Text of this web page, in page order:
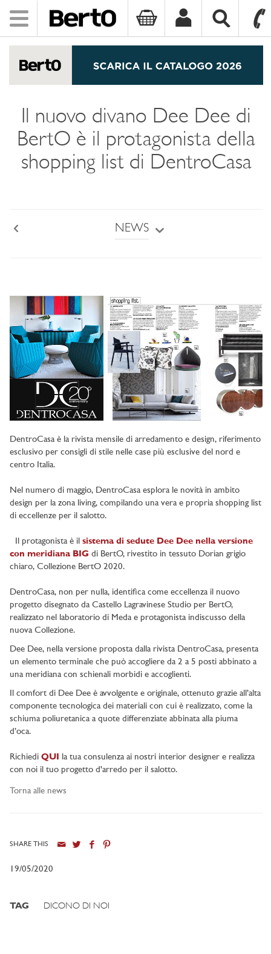
Toggle
navigation
Il nuovo divano Dee Dee di
BertO è il protagonista della
shopping list di DentroCasa
NEWS
DentroCasa è la rivista mensile di arredamento e design, riferimento
esclusivo per consigli di stile nelle case più esclusive del nord e
centro Italia.
Nel numero di maggio, DentroCasa esplora le novità in ambito
design per la zona living, compilando una vera e propria shopping list
di eccellenze per il salotto.
Il protagonista è il sistema di sedute Dee Dee nella versione
con meridiana BIG di BertO, rivestito in tessuto Dorian grigio
chiaro, Collezione BertO 2020.
DentroCasa, non per nulla, identifica come eccellenza il nuovo
progetto disegnato da Castello Lagravinese Studio per BertO,
realizzato nel laboratorio di Meda e protagonista indiscusso della
nuova Collezione.
Dee Dee, nella versione proposta dalla rivista DentroCasa, presenta
un elemento terminale che può accogliere da 2 a 5 posti abbinato a
una meridiana con schienali morbidi e accoglienti.
Il comfort di Dee Dee è avvolgente e originale, ottenuto grazie all’alta
componente tecnologica dei materiali con cui è realizzato, come la
schiuma poliuretanica a quote differenziate abbinata alla piuma
d’oca.
Richiedi QUI la tua consulenza ai nostri interior designer e realizza
con noi il tuo progetto d'arredo per il salotto.
Torna alle news
SHARE THIS
19/05/2020
TAG DICONO DI NOI